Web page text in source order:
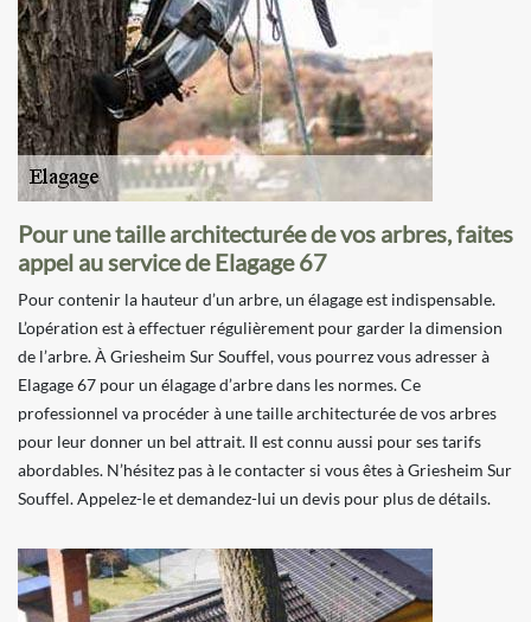
Pour une taille architecturée de vos arbres, faites
appel au service de Elagage 67
Pour contenir la hauteur d’un arbre, un élagage est indispensable.
L’opération est à effectuer régulièrement pour garder la dimension
de l’arbre. À Griesheim Sur Souffel, vous pourrez vous adresser à
Elagage 67 pour un élagage d’arbre dans les normes. Ce
professionnel va procéder à une taille architecturée de vos arbres
pour leur donner un bel attrait. Il est connu aussi pour ses tarifs
abordables. N’hésitez pas à le contacter si vous êtes à Griesheim Sur
Souffel. Appelez-le et demandez-lui un devis pour plus de détails.